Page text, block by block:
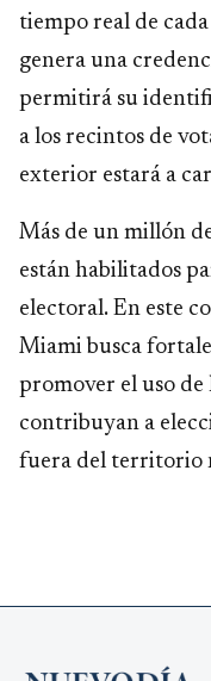
tiempo real de
genera una
permitirá su
a los recintos de
exterior estará a
Más de un millón
están habilitados
electoral. En este
Miami busca
promover el uso
contribuyan a
fuera del territorio